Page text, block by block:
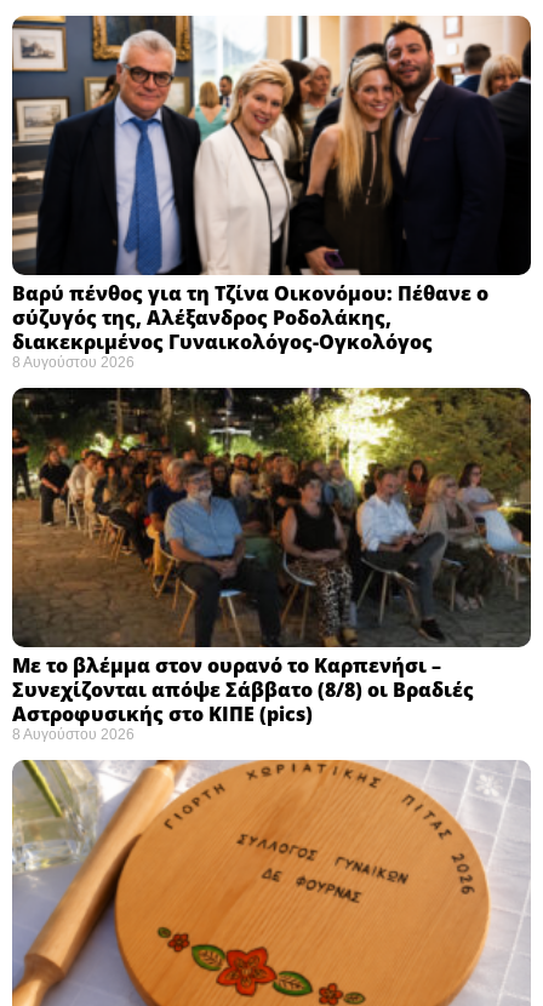
Βαρύ πένθος για τη Τζίνα Οικονόμου: Πέθανε ο
σύζυγός της, Αλέξανδρος Ροδολάκης,
διακεκριμένος Γυναικολόγος-Ογκολόγος
8 Αυγούστου 2026
Με το βλέμμα στον ουρανό το Καρπενήσι –
Συνεχίζονται απόψε Σάββατο (8/8) οι Βραδιές
Αστροφυσικής στο ΚΙΠΕ (pics)
8 Αυγούστου 2026